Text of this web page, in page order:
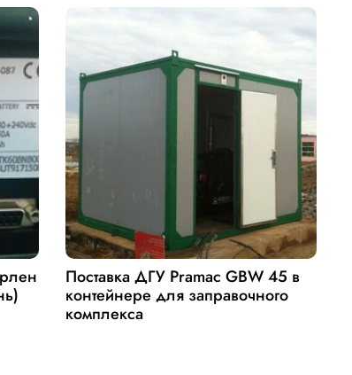
Поставка ДГУ Pramac GBW 45 в
контейнере для заправочного
комплекса